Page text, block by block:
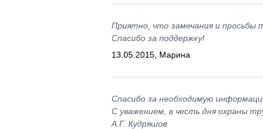
Приятно, что замечания и просьбы
Спасибо за поддержку!
13.05.2015, Марина
Спасибо за необходимую
С уважением, в честь дня охраны
А.Г. Кудряшов